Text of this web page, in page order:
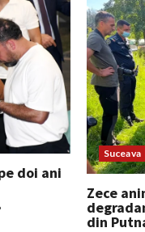
doi ani
Suceava
Zece
din